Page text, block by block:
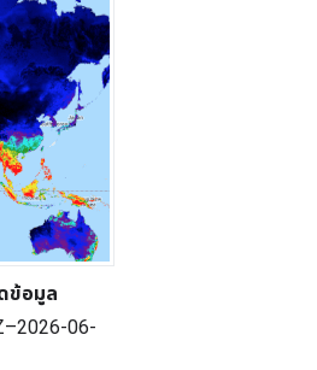
ข้อมูล
06-